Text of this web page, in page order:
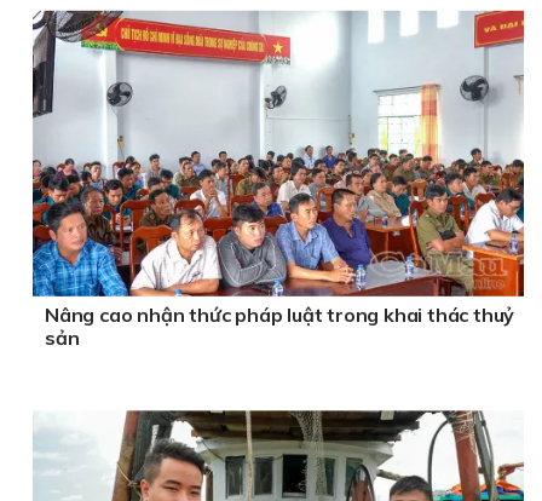
Nâng cao nhận thức pháp luật trong khai thác thuỷ
sản